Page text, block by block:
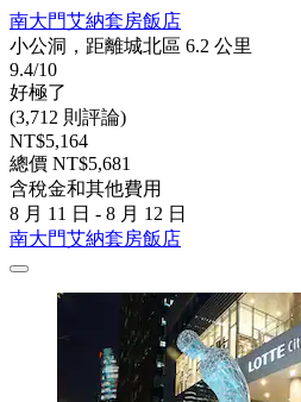
南大門艾納套房飯店
小公洞，距離城北區 6.2 公里
9.4/10
好極了
(3,712 則評論)
NT$5,164
總價 NT$5,681
含稅金和其他費用
8 月 11 日 - 8 月 12 日
南大門艾納套房飯店